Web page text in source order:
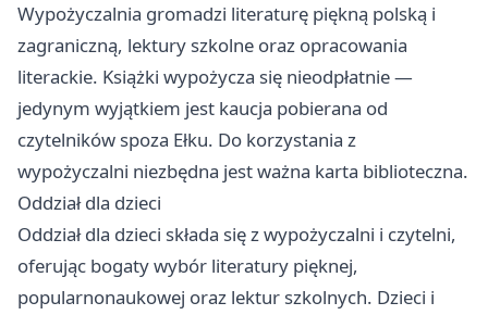
Wypożyczalnia gromadzi literaturę piękną polską i
zagraniczną, lektury szkolne oraz opracowania
literackie. Książki wypożycza się nieodpłatnie —
jedynym wyjątkiem jest kaucja pobierana od
czytelników spoza Ełku. Do korzystania z
wypożyczalni niezbędna jest ważna karta biblioteczna.
Oddział dla dzieci
Oddział dla dzieci składa się z wypożyczalni i czytelni,
oferując bogaty wybór literatury pięknej,
popularnonaukowej oraz lektur szkolnych. Dzieci i